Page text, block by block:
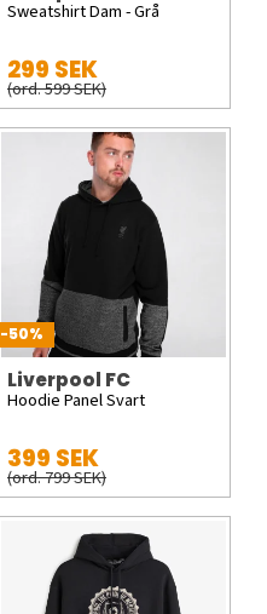
Sweatshirt Dam - Grå
299 SEK
(ord. 599 SEK)
-50%
Liverpool FC
Hoodie Panel Svart
399 SEK
(ord. 799 SEK)